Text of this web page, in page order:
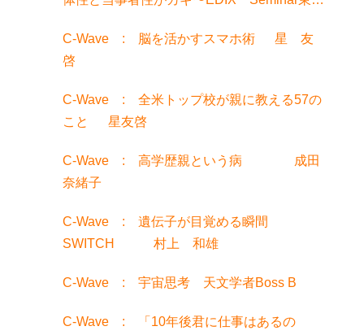
C-Wave : 脳を活かすスマホ術 星 友
啓
C-Wave : 全米トップ校が親に教える57の
こと 星友啓
C-Wave : 高学歴親という病 成田
奈緒子
C-Wave : 遺伝子が目覚める瞬間
SWITCH 村上 和雄
C-Wave : 宇宙思考 天文学者Boss B
C-Wave : 「10年後君に仕事はあるの